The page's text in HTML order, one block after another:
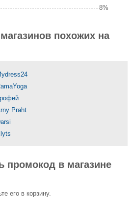
8%
похожих на
Praht
промокод в магазине
его в корзину.